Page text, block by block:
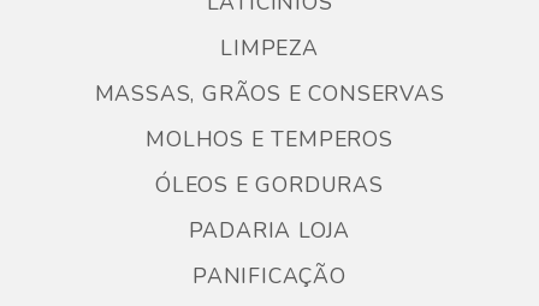
LIMPEZA
MASSAS, GRÃOS E CONSERVAS
MOLHOS E TEMPEROS
ÓLEOS E GORDURAS
PADARIA LOJA
PANIFICAÇÃO